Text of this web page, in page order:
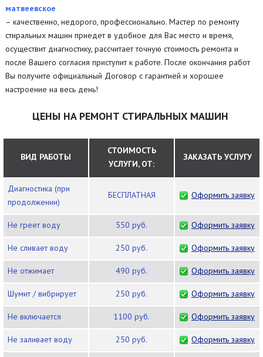
матвеевское
– качественно, недорого, профессионально. Мастер по ремонту
стиральных машин приедет в удобное для Вас место и время,
осуществит диагностику, рассчитает точную стоимость ремонта и
после Вашего согласия приступит к работе. После окончания работ
Вы получите официальный Договор с гарантией и хорошее
настроение на весь день!
ЦЕНЫ НА РЕМОНТ СТИРАЛЬНЫХ МАШИН
ВИД РАБОТЫ
СТОИМОСТЬ
УСЛУГИ, ОТ:
ЗАКАЗАТЬ УСЛУГУ
Диагностика (при
продолжении)
БЕСПЛАТНАЯ Оформить заявку
Не греет воду 550 руб. Оформить заявку
Не сливает воду 250 руб. Оформить заявку
Не отжимает 490 руб. Оформить заявку
Шумит / вибрирует 250 руб. Оформить заявку
Не включается 1100 руб. Оформить заявку
Не заливает воду 250 руб. Оформить заявку